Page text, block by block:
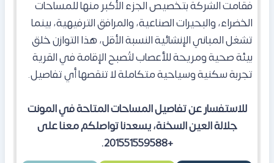
فقامت الشركة بتخصيص الجزء الأكبر منها للمساحات
الخضراء، والبحيرات الصناعية، والمرافق الترفيهية، بينما
تشغل المباني الإنشائية النسبة الأقل، هذا التوازن خلق
بيئة صحية ومريحة للأعصاب لتُصبح الإقامة في القرية
تجربة سكنية وسياحية متكاملة لا تنقصها أي تفاصيل.
للاستفسار عن تفاصيل المساحات المتاحة في المونت
جلالة العين السخنة، يسعدنا تواصلكم معنا على
+201551559588.